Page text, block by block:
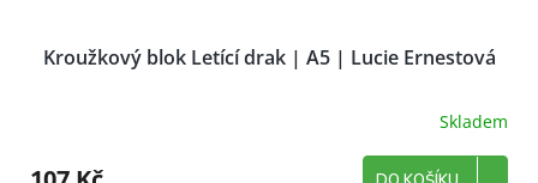
Kroužkový blok Letící drak | A5 | Lucie Ernestová
Skladem